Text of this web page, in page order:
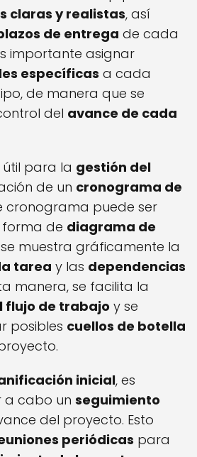
claras y realistas, así
de entrega de cada
importante asignar
específicas a cada
de manera que se
del avance de cada
para la gestión del
de un cronograma de
cronograma puede ser
de diagrama de
muestra gráficamente la
tarea y las dependencias
manera, se facilita la
flujo de trabajo y se
posibles cuellos de botella
inicial, es
a cabo un seguimiento
del proyecto. Esto
periódicas para